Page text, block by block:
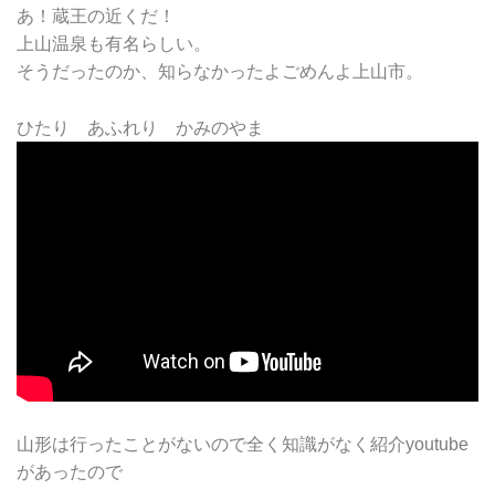
あ！蔵王の近くだ！
上山温泉も有名らしい。
そうだったのか、知らなかったよごめんよ上山市。
ひたり あふれり かみのやま
山形は行ったことがないので全く知識がなく紹介youtube
があったので